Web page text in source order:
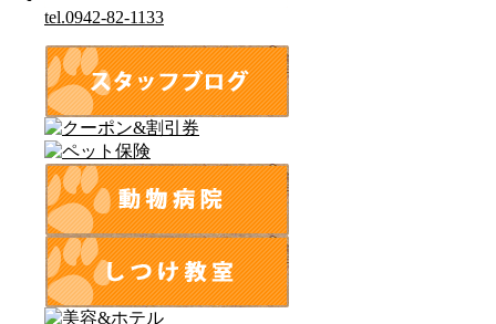
tel.0942-82-1133